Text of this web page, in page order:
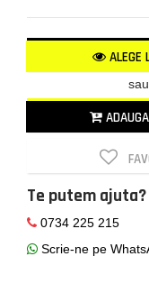
ALEGE
sau
Te putem ajuta?
0734 225 215
Scrie-ne pe